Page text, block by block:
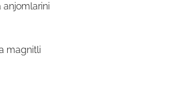
anjomlarini
magnitli